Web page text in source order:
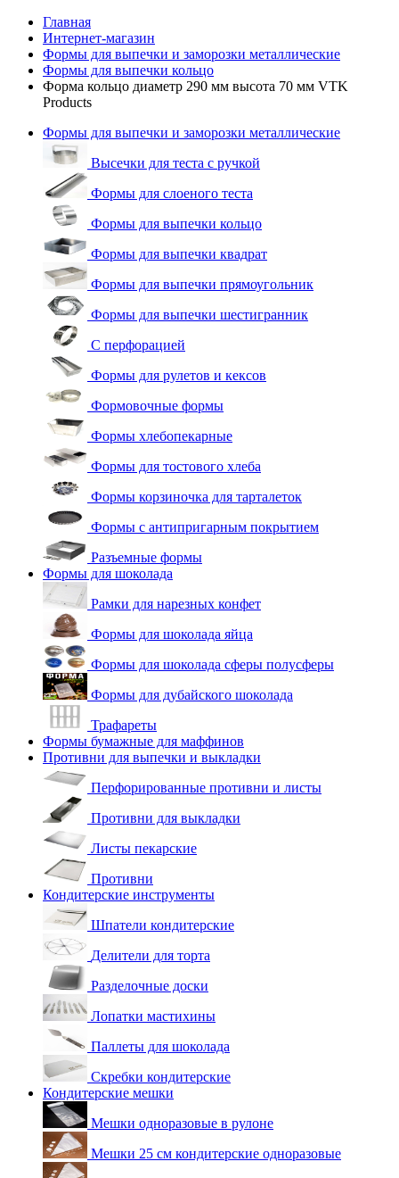
Главная
Интернет-магазин
Формы для выпечки и заморозки металлические
Формы для выпечки кольцо
Форма кольцо диаметр 290 мм высота 70 мм VTK
Products
Формы для выпечки и заморозки металлические
Высечки для теста с ручкой
Формы для слоеного теста
Формы для выпечки кольцо
Формы для выпечки квадрат
Формы для выпечки прямоугольник
Формы для выпечки шестигранник
С перфорацией
Формы для рулетов и кексов
Формовочные формы
Формы хлебопекарные
Формы для тостового хлеба
Формы корзиночка для тарталеток
Формы с антипригарным покрытием
Разъемные формы
Формы для шоколада
Рамки для нарезных конфет
Формы для шоколада яйца
Формы для шоколада сферы полусферы
Формы для дубайского шоколада
Трафареты
Формы бумажные для маффинов
Противни для выпечки и выкладки
Перфорированные противни и листы
Противни для выкладки
Листы пекарские
Противни
Кондитерские инструменты
Шпатели кондитерские
Делители для торта
Разделочные доски
Лопатки мастихины
Паллеты для шоколада
Скребки кондитерские
Кондитерские мешки
Мешки одноразовые в рулоне
Мешки 25 см кондитерские одноразовые